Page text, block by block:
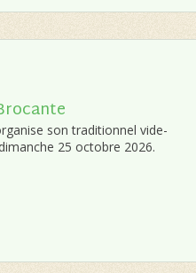
son traditionnel vide-
25 octobre 2026.